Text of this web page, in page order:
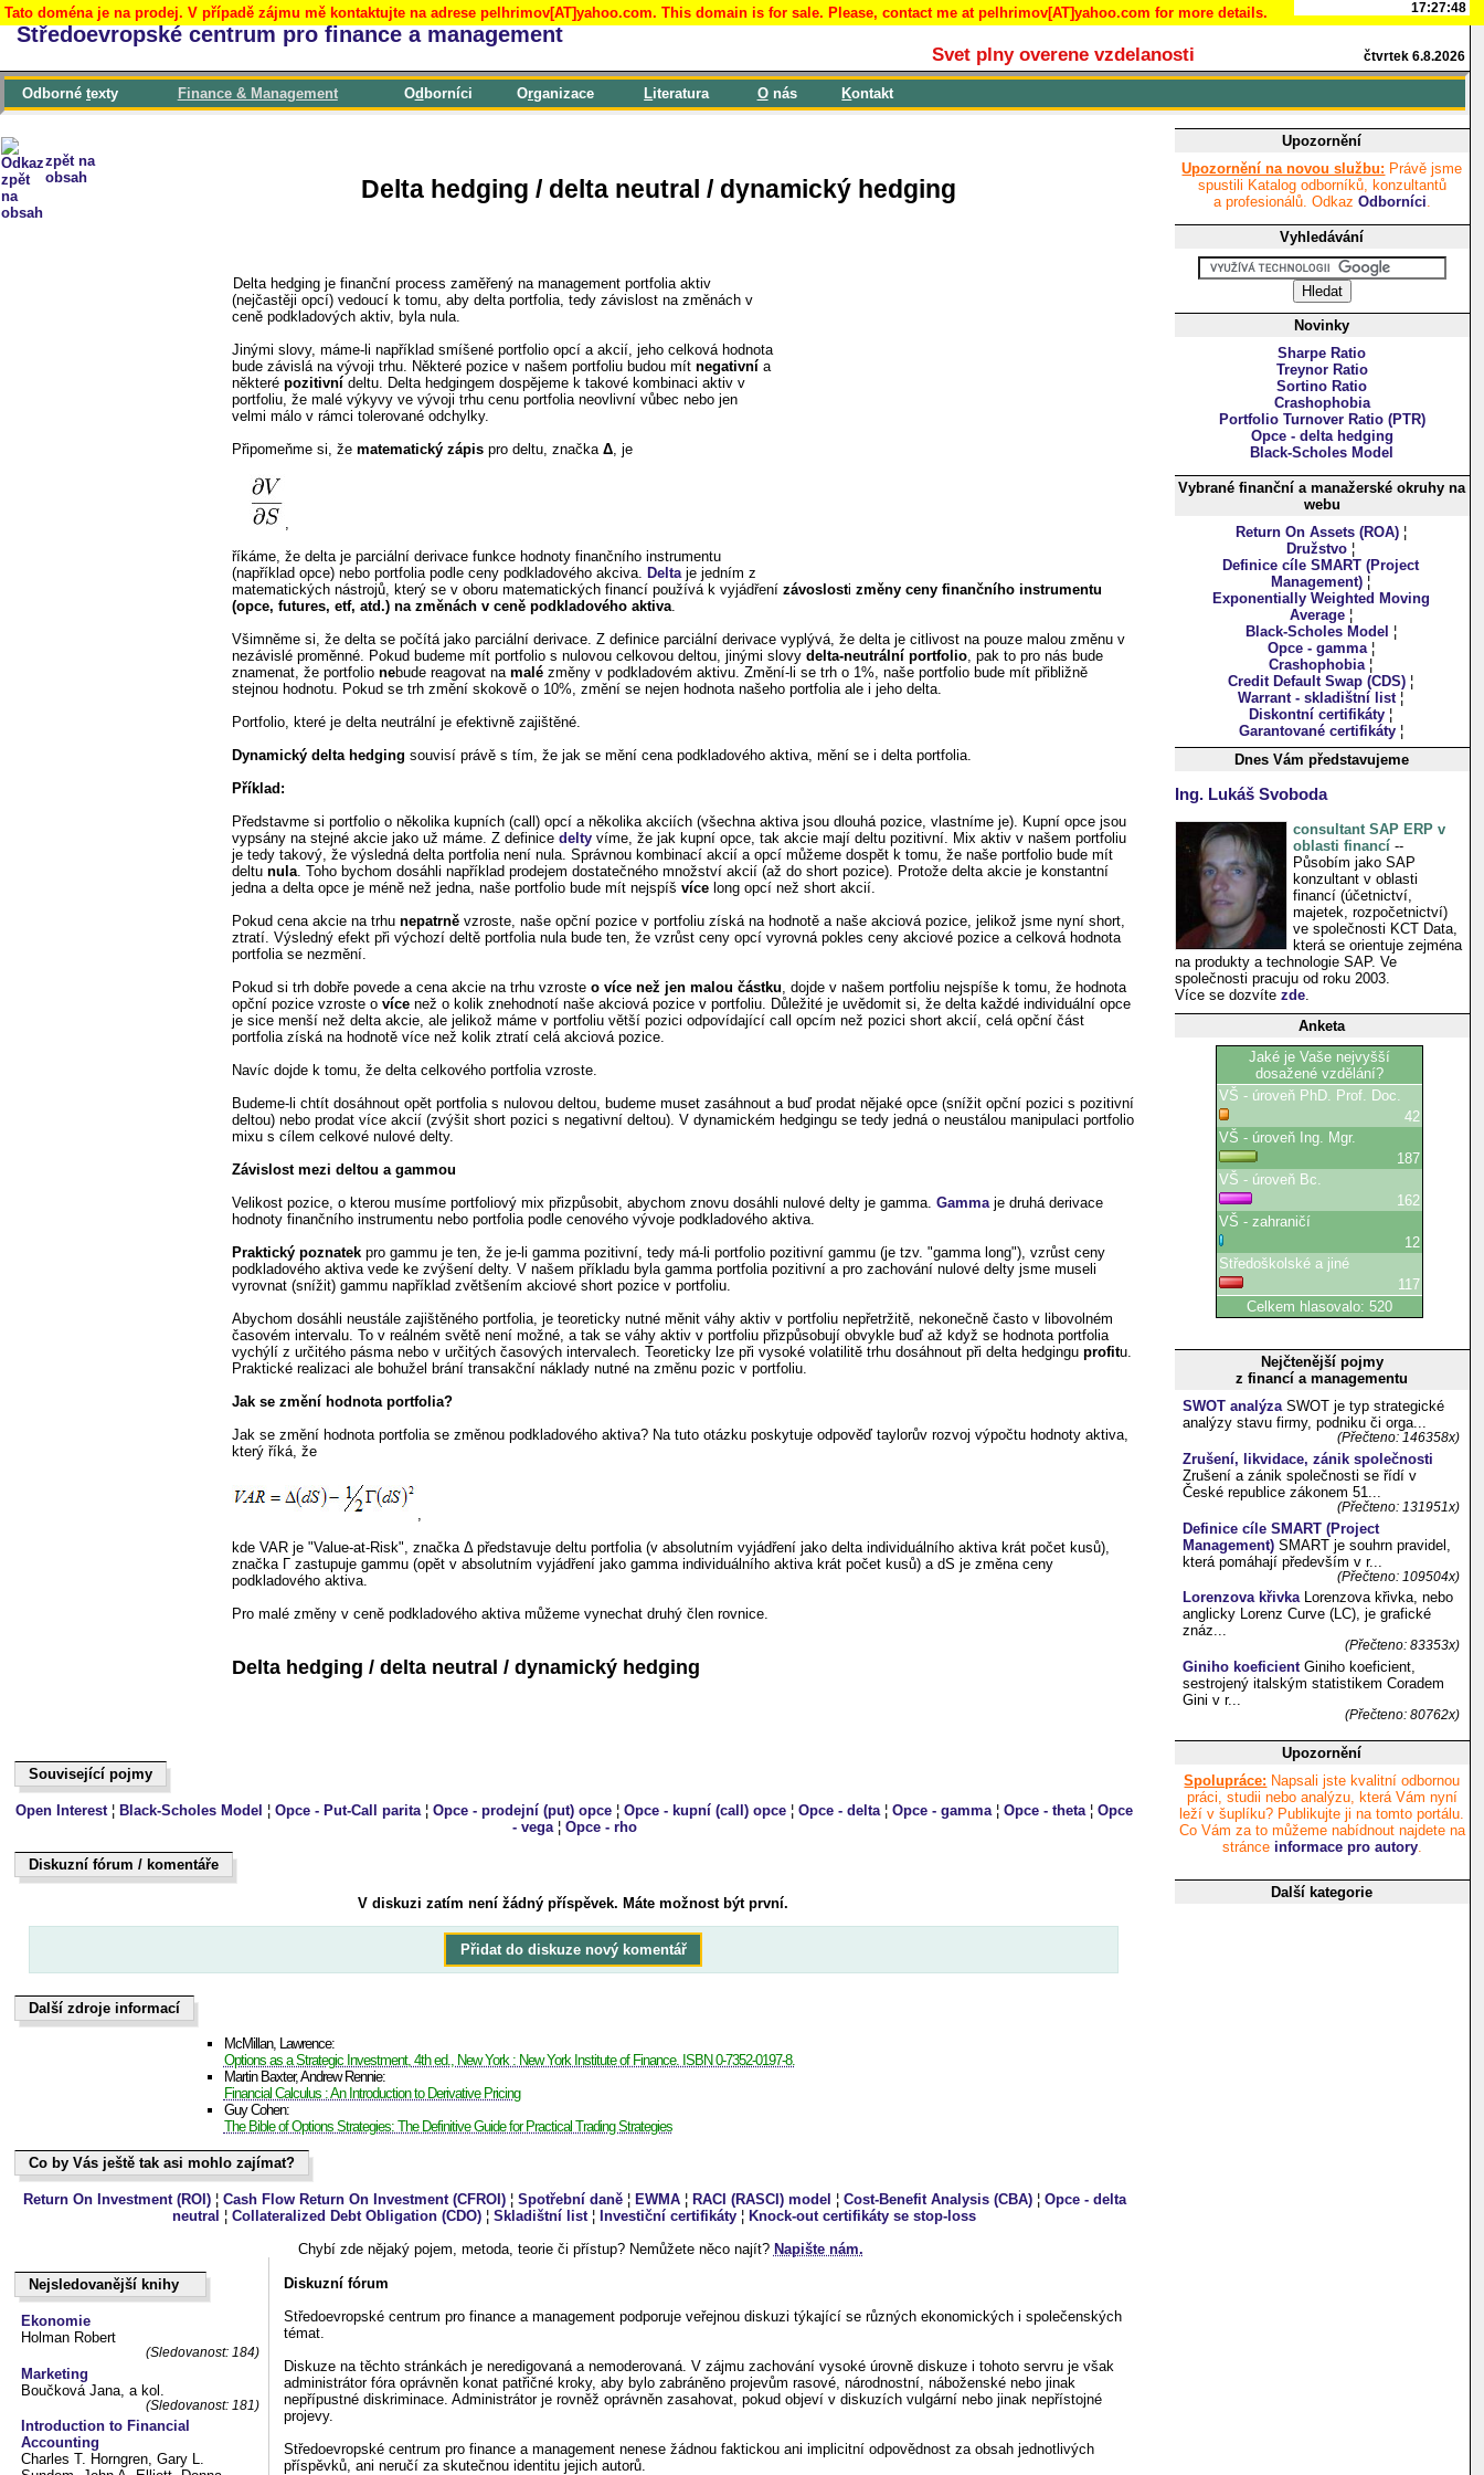
Tato doména je na prodej. V případě zájmu mě kontaktujte na adrese pelhrimov[AT]yahoo.com. This domain is for sale. Please, contact me at pelhrimov[AT]yahoo.com for more details.
Středoevropské centrum pro finance a management
Svet plny overene vzdelanosti čtvrtek 6.8.2026
Odborné texty Finance & Management Od borníci Organizace Literatura Onás Kontakt
zpět na
obsah
Delta hedging / delta neutral / dynamický hedging
Delta hedging je finanční process zaměřený na management portfolia aktiv
(nejčastěji opcí) vedoucí k tomu, aby delta portfolia, tedy závislost na změnách v
ceně podkladových aktiv, byla nula.
Jinými slovy, máme-li například smíšené portfolio opcí a akcií, jeho celková hodnota
bude závislá na vývoji trhu. Některé pozice v našem portfoliu budou mítnegativní a
některépozitivní deltu. Delta hedgingem dospějeme k takové kombinaci aktiv v
portfoliu, že malé výkyvy ve vývoji trhu cenu portfolia neovlivní vůbec nebo jen
velmi málo v rámci tolerované odchylky.
Připomeňme si, žematematický zápis pro deltu, značkaΔ , je
říkáme, že delta je parciální derivace funkce hodnoty finančního instrumentu
(například opce) nebo portfolia podle ceny podkladového akciva.Delta je jedním z
matematických nástrojů, který se v oboru matematických financí používá k vyjádřenízávoslostizměny ceny finančního instrumentu
(opce, futures, etf, atd.) na změnách v ceně podkladového aktiva
Všimněme si, že delta se počítá jako parciální derivace. Z definice parciální derivace vyplývá, že delta je citlivost na pouze malou změnu v
nezávislé proměnné. Pokud budeme mít portfolio s nulovou celkovou deltou, jinými slovydelta-neutrální portfolio , pak to pro nás bude
znamenat, že portfolionebude reagovat namalé změny v podkladovém aktivu. Změní-li se trh o 1%, naše portfolio bude mít přibližně
stejnou hodnotu. Pokud se trh změní skokově o 10%, změní se nejen hodnota našeho portfolia ale i jeho delta.
Portfolio, které je delta neutrální je efektivně zajištěné.
Dynamický delta hedging souvisí právě s tím, že jak se mění cena podkladového aktiva, mění se i delta portfolia.
Příklad:
Představme si portfolio o několika kupních (call) opcí a několika akciích (všechna aktiva jsou dlouhá pozice, vlastníme je). Kupní opce jsou
vypsány na stejné akcie jako už máme. Z definicedelty víme, že jak kupní opce, tak akcie mají deltu pozitivní. Mix aktiv v našem portfoliu
je tedy takový, že výsledná delta portfolia není nula. Správnou kombinací akcií a opcí můžeme dospět k tomu, že naše portfolio bude mít
deltunula . Toho bychom dosáhli například prodejem dostatečného množství akcií (až do short pozice). Protože delta akcie je konstantní
jedna a delta opce je méně než jedna, naše portfolio bude mít nejspíšvíce long opcí než short akcií.
Pokud cena akcie na trhunepatrně vzroste, naše opční pozice v portfoliu získá na hodnotě a naše akciová pozice, jelikož jsme nyní short,
ztratí. Výsledný efekt při výchozí deltě portfolia nula bude ten, že vzrůst ceny opcí vyrovná pokles ceny akciové pozice a celková hodnota
portfolia se nezmění.
Pokud si trh dobře povede a cena akcie na trhu vzrosteo více než jen malou částku , dojde v našem portfoliu nejspíše k tomu, že hodnota
opční pozice vzroste ovíce než o kolik znehodnotí naše akciová pozice v portfoliu. Důležité je uvědomit si, že delta každé individuální opce
je sice menší než delta akcie, ale jelikož máme v portfoliu větší pozici odpovídající call opcím než pozici short akcií, celá opční část
portfolia získá na hodnotě více než kolik ztratí celá akciová pozice.
Navíc dojde k tomu, že delta celkového portfolia vzroste.
Budeme-li chtít dosáhnout opět portfolia s nulovou deltou, budeme muset zasáhnout a buď prodat nějaké opce (snížit opční pozici s pozitivní
deltou) nebo prodat více akcií (zvýšit short pozici s negativní deltou). V dynamickém hedgingu se tedy jedná o neustálou manipulaci portfolio
mixu s cílem celkové nulové delty.
Závislost mezi deltou a gammou
Velikost pozice, o kterou musíme portfoliový mix přizpůsobit, abychom znovu dosáhli nulové delty je gamma.Gamma je druhá derivace
hodnoty finančního instrumentu nebo portfolia podle cenového vývoje podkladového aktiva.
Praktický poznatek pro gammu je ten, že je-li gamma pozitivní, tedy má-li portfolio pozitivní gammu (je tzv. "gamma long"), vzrůst ceny
podkladového aktiva vede ke zvýšení delty. V našem příkladu byla gamma portfolia pozitivní a pro zachování nulové delty jsme museli
vyrovnat (snížit) gammu například zvětšením akciové short pozice v portfoliu.
Abychom dosáhli neustále zajištěného portfolia, je teoreticky nutné měnit váhy aktiv v portfoliu nepřetržitě, nekonečně často v libovolném
časovém intervalu. To v reálném světě není možné, a tak se váhy aktiv v portfoliu přizpůsobují obvykle buď až když se hodnota portfolia
vychýlí z určitého pásma nebo v určitých časových intervalech. Teoreticky lze při vysoké volatilitě trhu dosáhnout při delta hedginguprofitu.
Praktické realizaci ale bohužel brání transakční náklady nutné na změnu pozic v portfoliu.
Jak se změní hodnota portfolia?
Jak se změní hodnota portfolia se změnou podkladového aktiva? Na tuto otázku poskytuje odpověď taylorův rozvoj výpočtu hodnoty aktiva,
který říká, že
kde VAR je "Value-at-Risk", značka Δ představuje deltu portfolia (v absolutním vyjádření jako delta individuálního aktiva krát počet kusů),
značka Γ zastupuje gammu (opět v absolutním vyjádření jako gamma individuálního aktiva krát počet kusů) a dS je změna ceny
podkladového aktiva.
Pro malé změny v ceně podkladového aktiva můžeme vynechat druhý člen rovnice.
Delta hedging / delta neutral / dynamický hedging
Související pojmy
Související pojmy
Open Interest¦ Black-Scholes Model ¦Opce - Put-Call parita¦Opce - prodejní (put) opce ¦Opce - kupní (call) opce ¦Opce - delta¦Opce - gamma¦Opce - theta¦Opce
- vega¦ Opce - rho
Diskuzní fórum / komentáře
Dukiszín fmóur / kteoeřnám
V diskuzi zatím není žádný příspěvek. Máte možnost být první.
Přidat do diskuze nový komentář
Další zdroje informací
Další zdroje informací
McMillan, Lawrence:
Options as a Strategic Investment, 4th ed., New York : New York Institute of Finance. ISBN 0-7352-0197-8.
Martin Baxter, Andrew Rennie:
Financial Calculus : An Introduction to Derivative Pricing
Guy Cohen:
The Bible of Options Strategies: The Definitive Guide for Practical Trading Strategies
Co by Vás ještě tak asi mohlo zajímat?
Co by Vás ještě tak asi mohlo zajímat?
Return On Investment (ROI)¦ Cash Flow Return On Investment (CFROI)¦ Spotřební daně¦ EWMA¦ RACI (RASCI) model ¦ Cost-Benefit Analysis (CBA)¦ Opce - delta
neutral ¦Collateralized Debt Obligation (CDO) ¦Skladištní list ¦ Investiční certifikáty ¦ Knock-out certifikáty se stop-loss
Chybí zde nějaký pojem, metoda, teorie či přístup? Nemůžete něco najít? Napište nám.
Nejsledovanější knihy
Nejsledovanější knihy
Ekonomie
Holman Robert
(Sledovanost: 184)
Marketing
Boučková Jana, a kol.
(Sledovanost: 181)
Introduction to Financial
Accounting
Charles T. Horngren, Gary L.
Diskuzní fórum
Středoevropské centrum pro finance a management podporuje veřejnou diskuzi týkající se různých ekonomických i společenských
témat.
Diskuze na těchto stránkách je neredigovaná a nemoderovaná. V zájmu zachování vysoké úrovně diskuze i tohoto servru je však
administrátor fóra oprávněn konat patřičné kroky, aby bylo zabráněno projevům rasové, národnostní, náboženské nebo jinak
nepřípustné diskriminace. Administrátor je rovněž oprávněn zasahovat, pokud objeví v diskuzích vulgární nebo jinak nepřístojné
projevy.
Středoevropské centrum pro finance a management nenese žádnou faktickou ani implicitní odpovědnost za obsah jednotlivých
příspěvků, ani neručí za skutečnou identitu jejich autorů.
Upozornění
Upozornění na novou službu: Právě jsme
spustili Katalog odborníků, konzultantů
a profesionálů. Odkaz Odborníci.
Vyhledávání
Novinky
Sharpe Ratio
Treynor Ratio
Sortino Ratio
Crashophobia
Portfolio Turnover Ratio (PTR)
Opce - delta hedging
Black-Scholes Model
Vybrané finanční a manažerské okruhy na
webu
Return On Assets (ROA)¦
Družstvo ¦
Definice cíle SMART (Project
Management) ¦
Exponentially Weighted Moving
Average¦
Black-Scholes Model ¦
Opce - gamma¦
Crashophobia ¦
Credit Default Swap (CDS) ¦
Warrant - skladištní list ¦
Diskontní certifikáty ¦
Garantované certifikáty¦
Dnes Vám představujeme
Ing. Lukáš Svoboda
consultant SAP ERP v
oblasti financí --
Působím jako SAP
konzultant v oblasti
financí (účetnictví,
majetek, rozpočetnictví)
ve společnosti KCT Data,
která se orientuje zejména
na produkty a technologie SAP. Ve
společnosti pracuju od roku 2003.
Více se dozvítezde.
Anketa
Nejčtenější pojmy
z financí a managementu
SWOT analýzaSWOT je typ strategické
analýzy stavu firmy, podniku či orga...
(Přečteno: 146358x)
Zrušení, likvidace, zánik společnosti
Zrušení a zánik společnosti se řídí v
České republice zákonem 51...
(Přečteno: 131951x)
Definice cíle SMART (Project
Management)SMART je souhrn pravidel,
která pomáhají především v r...
(Přečteno: 109504x)
Lorenzova křivkaLorenzova křivka, nebo
anglicky Lorenz Curve (LC), je grafické
znáz...
(Přečteno: 83353x)
Giniho koeficientGiniho koeficient,
sestrojený italským statistikem Coradem
Gini v r...
(Přečteno: 80762x)
Upozornění
Spolupráce: Napsali jste kvalitní odbornou
práci, studii nebo analýzu, která Vám nyní
leží v šuplíku? Publikujte ji na tomto portálu.
Co Vám za to můžeme nabídnout najdete na
stránce informace pro autory.
Další kategorie